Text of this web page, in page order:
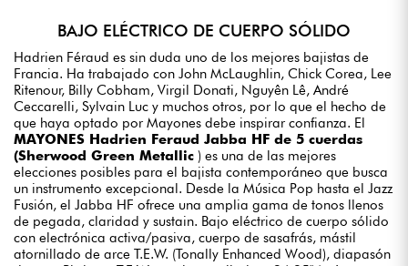
BAJO ELÉCTRICO DE CUERPO SÓLIDO
Hadrien Féraud es sin duda uno de los mejores bajistas de
Francia. Ha trabajado con John McLaughlin, Chick Corea, Lee
Ritenour, Billy Cobham, Virgil Donati, Nguyên Lê, André
Ceccarelli, Sylvain Luc y muchos otros, por lo que el hecho de
que haya optado por Mayones debe inspirar confianza. El
MAYONES Hadrien Feraud Jabba HF de 5 cuerdas
(Sherwood Green Metallic ) es una de las mejores
elecciones posibles para el bajista contemporáneo que busca
un instrumento excepcional. Desde la Música Pop hasta el Jazz
Fusión, el Jabba HF ofrece una amplia gama de tonos llenos
de pegada, claridad y sustain. Bajo eléctrico de cuerpo sólido
con electrónica activa/pasiva, cuerpo de sasafrás, mástil
atornillado de arce T.E.W. (Tonally Enhanced Wood), diapasón